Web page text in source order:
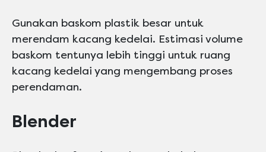
Gunakan baskom plastik besar untuk
merendam kacang kedelai. Estimasi volume
baskom tentunya lebih tinggi untuk ruang
kacang kedelai yang mengembang proses
perendaman.
Blender